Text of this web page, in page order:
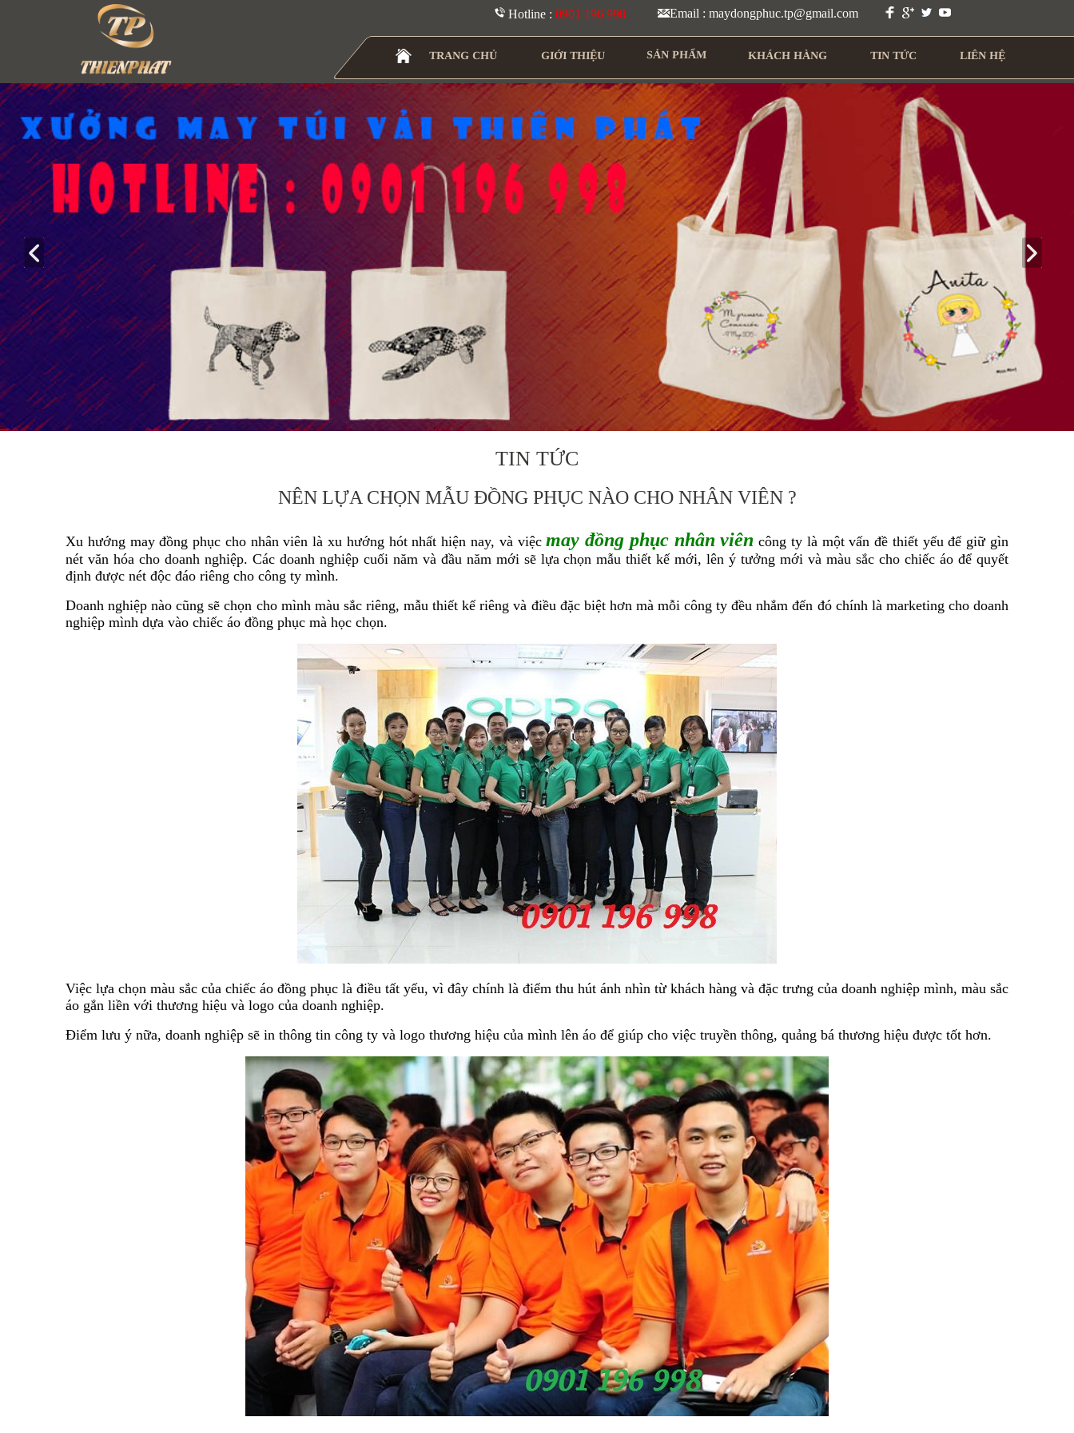
Email : maydongphuc.tp@gmail.com
Hotline : 0901 196 998
TRANG CHỦ GIỚI THIỆU SẢN PHẨM KHÁCH HÀNG TIN TỨC LIÊN HỆ
TIN TỨC
NÊN LỰA CHỌN MẪU ĐỒNG PHỤC NÀO CHO NHÂN VIÊN ?
Xu hướng may đồng phục cho nhân viên là xu hướng hót nhất hiện nay, và việcmay đồng phục nhân viên công ty là một vấn đề thiết yếu để giữ gìn
nét văn hóa cho doanh nghiệp. Các doanh nghiệp cuối năm và đầu năm mới sẽ lựa chọn mẫu thiết kế mới, lên ý tưởng mới và màu sắc cho chiếc áo để quyết
định được nét độc đáo riêng cho công ty mình.
Doanh nghiệp nào cũng sẽ chọn cho mình màu sắc riêng, mẫu thiết kế riêng và điều đặc biệt hơn mà mỗi công ty đều nhắm đến đó chính là marketing cho doanh
nghiệp mình dựa vào chiếc áo đồng phục mà học chọn.
Việc lựa chọn màu sắc của chiếc áo đồng phục là điều tất yếu, vì đây chính là điểm thu hút ánh nhìn từ khách hàng và đặc trưng của doanh nghiệp mình, màu sắc
áo gắn liền với thương hiệu và logo của doanh nghiệp.
Điểm lưu ý nữa, doanh nghiệp sẽ in thông tin công ty và logo thương hiệu của mình lên áo để giúp cho việc truyền thông, quảng bá thương hiệu được tốt hơn.